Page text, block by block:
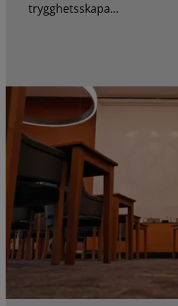
trygghetsskapa...